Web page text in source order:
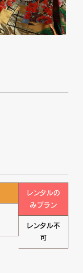
レンタルの
みプラン
レンタル不
可